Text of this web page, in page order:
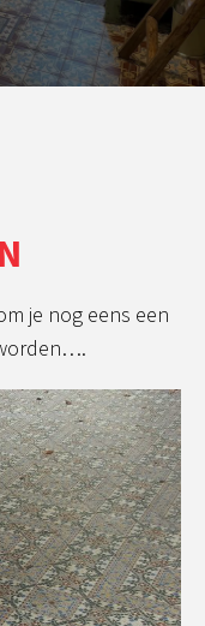
je nog eens een